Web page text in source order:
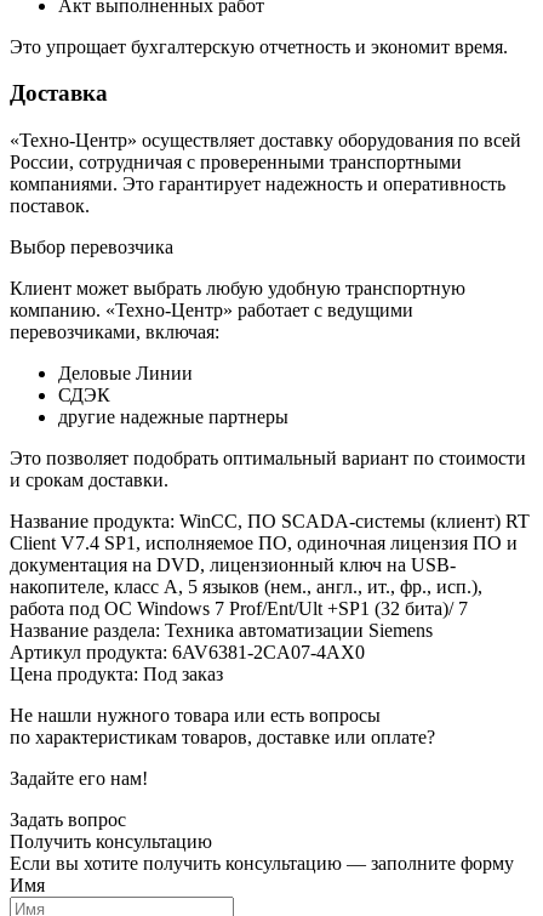
Акт выполненных работ
Это упрощает бухгалтерскую отчетность и экономит время.
Доставка
«Техно-Центр» осуществляет доставку оборудования по всей
России, сотрудничая с проверенными транспортными
компаниями. Это гарантирует надежность и оперативность
поставок.
Выбор перевозчика
Клиент может выбрать любую удобную транспортную
компанию. «Техно-Центр» работает с ведущими
перевозчиками, включая:
Деловые Линии
СДЭК
другие надежные партнеры
Это позволяет подобрать оптимальный вариант по стоимости
и срокам доставки.
Название продукта: WinCC, ПО SCADA-системы (клиент) RT
Client V7.4 SP1, исполняемое ПО, одиночная лицензия ПО и
документация на DVD, лицензионный ключ на USB-
накопителе, класс A, 5 языков (нем., англ., ит., фр., исп.),
работа под ОС Windows 7 Prof/Ent/Ult +SP1 (32 бита)/ 7
Название раздела: Техника автоматизации Siemens
Артикул продукта: 6AV6381-2CA07-4AX0
Цена продукта: Под заказ
Не нашли нужного товара или есть вопросы
по характеристикам товаров, доставке или оплате?
Задайте его нам!
Задать вопрос
Получить консультацию
Если вы хотите получить консультацию — заполните форму
Имя